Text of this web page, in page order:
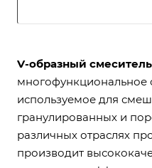
V-образный
многофункциональное
используемое для
гранулированных и
различных отраслях
производит